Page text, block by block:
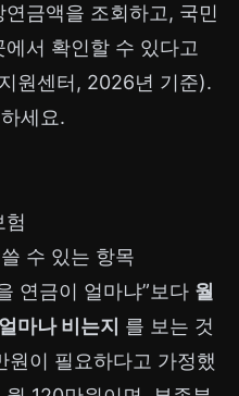
금액을 조회하고, 국민
에서 확인할 수 있다고
원센터, 2026년 기준).
세요.
수 있는 항목
연금이 얼마냐”보다 월
마나 비는지 를 보는 것
이 필요하다고 가정했